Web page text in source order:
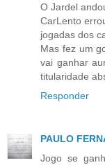
O Jardel
CarLento
jogadas dos
Mas fez um
vai ganhar
titularidade
Responder
PAULO
Jogo se